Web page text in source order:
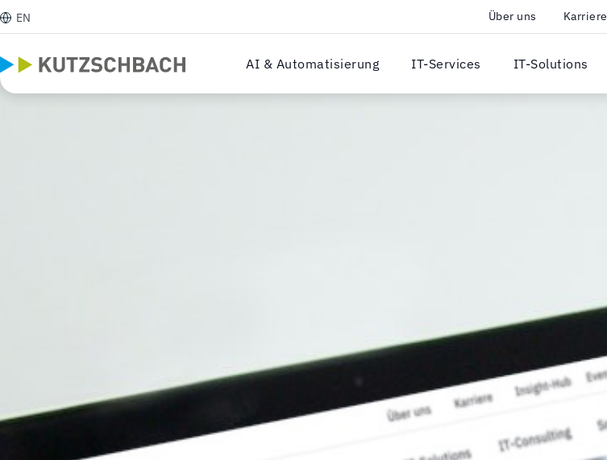
EN Über uns Karriere
AI & Automatisierung IT-Services IT-Solutions